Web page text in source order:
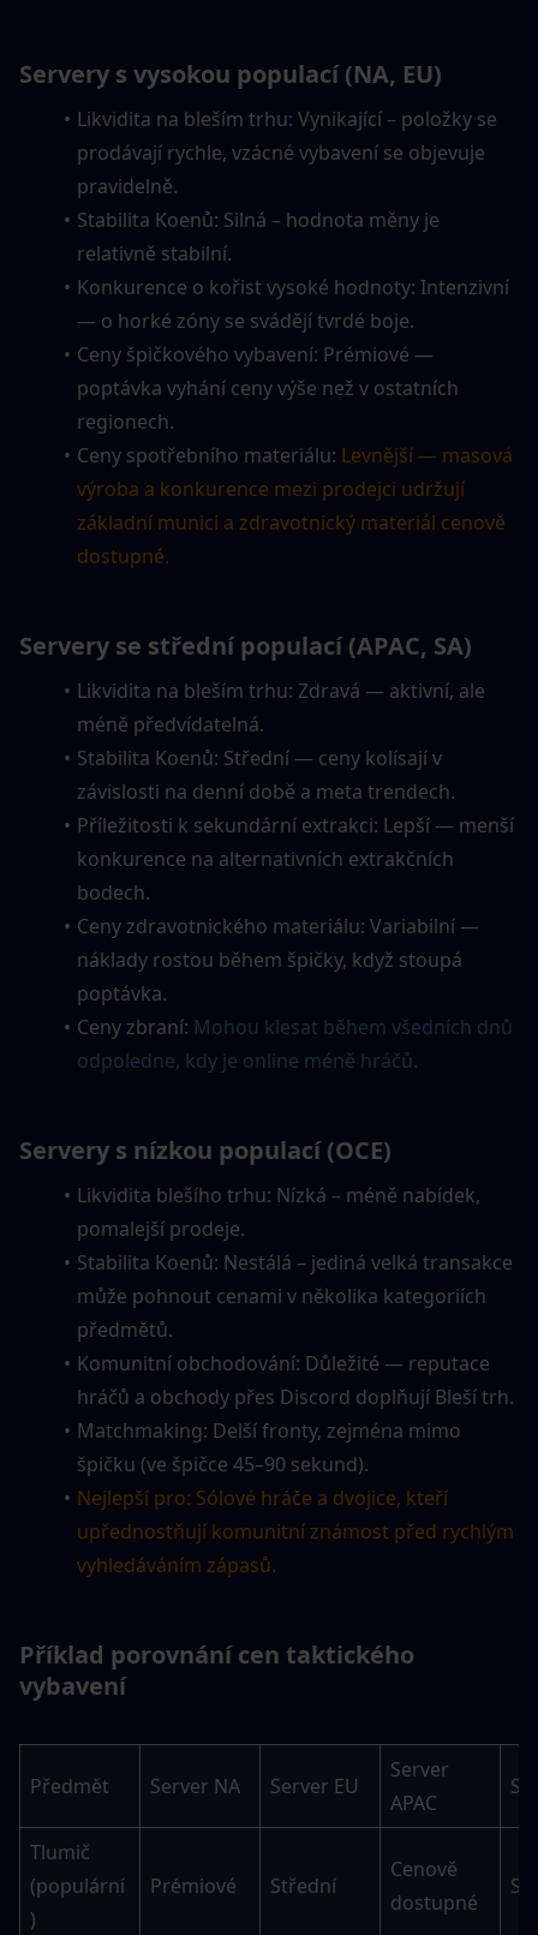
Servery s vysokou populací (NA, EU)
Likvidita na bleším trhu: Vynikající – položky se
prodávají rychle, vzácné vybavení se objevuje
pravidelně.
Stabilita Koenů: Silná – hodnota měny je
relativně stabilní.
Konkurence o kořist vysoké hodnoty: Intenzivní
— o horké zóny se svádějí tvrdé boje.
Ceny špičkového vybavení: Prémiové —
poptávka vyhání ceny výše než v ostatních
regionech.
Ceny spotřebního materiálu: Levnější — masová
výroba a konkurence mezi prodejci udržují
základní munici a zdravotnický materiál cenově
dostupné.
Servery se střední populací (APAC, SA)
Likvidita na bleším trhu: Zdravá — aktivní, ale
méně předvídatelná.
Stabilita Koenů: Střední — ceny kolísají v
závislosti na denní době a meta trendech.
Příležitosti k sekundární extrakci: Lepší — menší
konkurence na alternativních extrakčních
bodech.
Ceny zdravotnického materiálu: Variabilní —
náklady rostou během špičky, když stoupá
poptávka.
Ceny zbraní: Mohou klesat během všedních dnů
odpoledne, kdy je online méně hráčů.
Servery s nízkou populací (OCE)
Likvidita blešího trhu: Nízká – méně nabídek,
pomalejší prodeje.
Stabilita Koenů: Nestálá – jediná velká transakce
může pohnout cenami v několika kategoriích
předmětů.
Komunitní obchodování: Důležité — reputace
hráčů a obchody přes Discord doplňují Bleší trh.
Matchmaking: Delší fronty, zejména mimo
špičku (ve špičce 45–90 sekund).
Nejlepší pro: Sólové hráče a dvojice, kteří
upřednostňují komunitní známost před rychlým
vyhledáváním zápasů.
Příklad porovnání cen taktického
vybavení
Předmět Server NA Server EU
Server
APAC
Tlumič
(populární
)
Prémiové Střední
Cenově
dostupné